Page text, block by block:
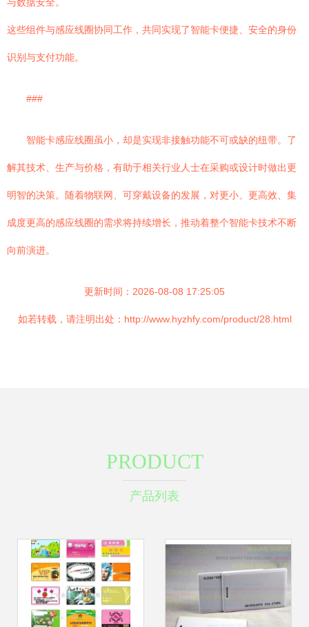
这些组件与感应线圈协同工作，共同实现了智能卡便捷、安全的身份
识别与支付功能。
###
智能卡感应线圈虽小，却是实现非接触功能不可或缺的纽带。了
解其技术、生产与价格，有助于相关行业人士在采购或设计时做出更
明智的决策。随着物联网、可穿戴设备的发展，对更小、更高效、集
成度更高的感应线圈的需求将持续增长，推动着整个智能卡技术不断
向前演进。
更新时间：2026-08-08 17:25:05
如若转载，请注明出处：http://www.hyzhfy.com/product/28.html
PRODUCT
产品列表